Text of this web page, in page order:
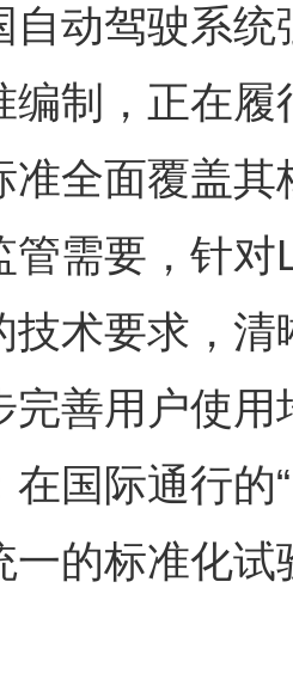
自动驾驶系
编制，正在
准全面覆盖
管需要，针
技术要求，
完善用户使
在国际通行的
一的标准化